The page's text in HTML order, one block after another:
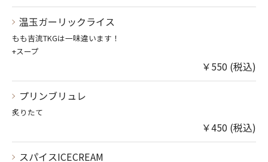
温玉ガーリックライス
もも吉流TKGは一味違います！
+スープ
￥550 (税込)
プリンブリュレ
炙りたて
￥450 (税込)
スパイスICECREAM